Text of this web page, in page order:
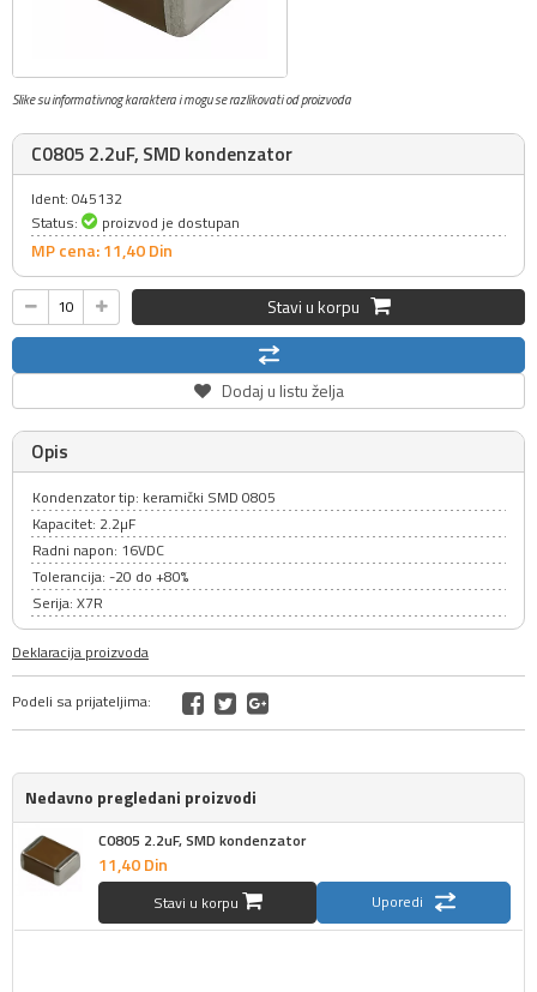
Slike su informativnog karaktera i mogu se razlikovati od proizvoda
C0805 2.2uF, SMD kondenzator
Ident: 045132
Status:
proizvod je dostupan
MP cena: 11,40Din
Stavi u korpu
Dodaj u listu želja
Opis
Kondenzator tip: keramički SMD 0805
Kapacitet: 2.2µF
Radni napon: 16VDC
Tolerancija: -20 do +80%
Serija: X7R
Deklaracija proizvoda
Podeli sa prijateljima:
Nedavno pregledani proizvodi
C0805 2.2uF, SMD kondenzator
11,40Din
Stavi u korpu Uporedi